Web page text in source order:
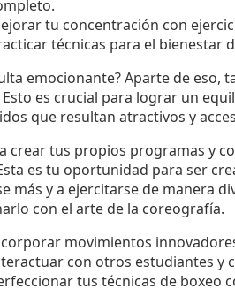
tu concentración con
técnicas para el bienestar
emocionante? Aparte de
es crucial para lograr un
que resultan atractivos y
crear tus propios programas y
es tu oportunidad para ser
más y a ejercitarse de manera
con el arte de la coreografía.
movimientos
con otros estudiantes y
tus técnicas de boxeo